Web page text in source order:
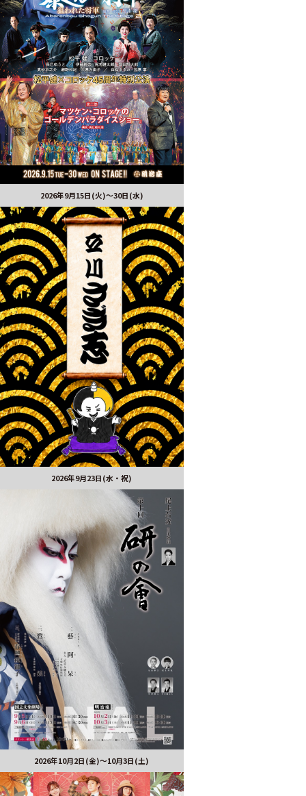
2026年9月15日(火)～30日(水)
2026年9月23日(水・祝)
2026年10月2日(金)～10月3日(土)